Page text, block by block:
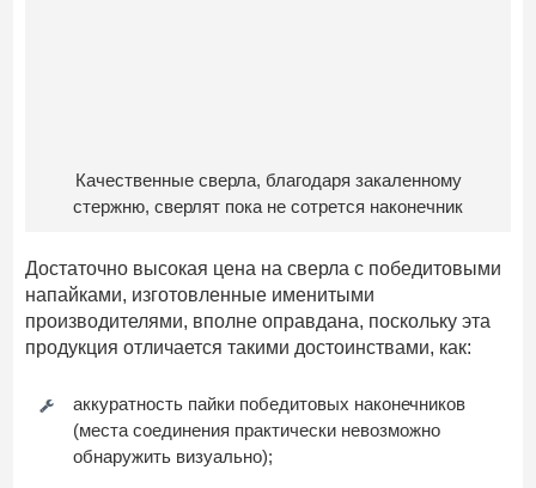
Качественные сверла, благодаря закаленному
стержню, сверлят пока не сотрется наконечник
Достаточно высокая цена на сверла с победитовыми
напайками, изготовленные именитыми
производителями, вполне оправдана, поскольку эта
продукция отличается такими достоинствами, как:
аккуратность пайки победитовых наконечников
(места соединения практически невозможно
обнаружить визуально);